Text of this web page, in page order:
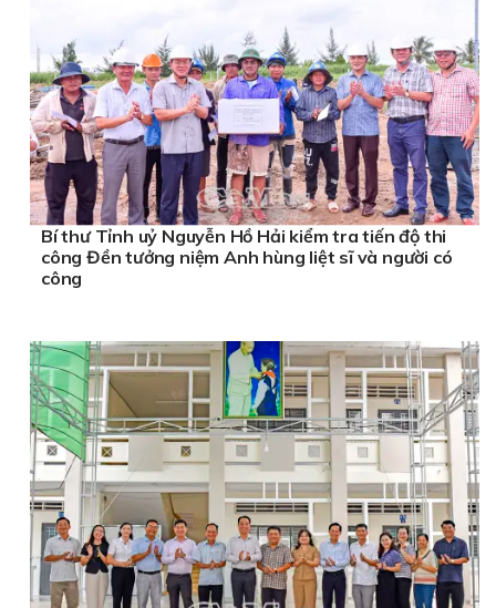
Bí thư Tỉnh uỷ Nguyễn Hồ Hải kiểm tra tiến độ thi
công Đền tưởng niệm Anh hùng liệt sĩ và người có
công